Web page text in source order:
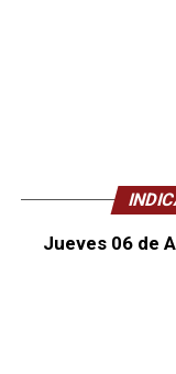
Jueves 06 de